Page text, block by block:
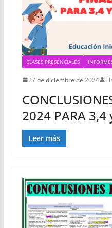
CLASES PRESENCIALES
27 de diciembre de 2024
2024 PARA 3,4
Leer más